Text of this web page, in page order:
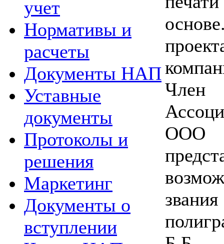
учет
Нормативы и
расчеты
Документы НАП
Уставные
документы
Протоколы и
решения
Маркетинг
Документы о
вступлении
ООО